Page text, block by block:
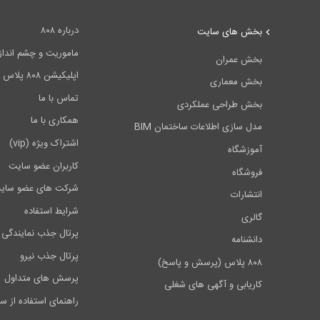
درباره ۸۰۸
ماموریت و چشم انداز
اپلیکیشن ۸۰۸ پلاس
تماس با ما
همکاری با ما
اشتراک ویژه (vip)
کاربران عضو سایت
شرکت های عضو
شرایط استفاده
پرتال جذب
پرتال جذب نیرو
پرسش های متداول
راهنمای استفاده از
بخش های سایت
بخش عمران
بخش معماری
بخش طراحی عملکردی
مدل سازی اطلاعات ساختمان BIM
آموزشگاه
فروشگاه
انتشارات
گالری
دانشنامه
۸۰۸ پلاس (پرسش و پاسخ)
کاریابی و آگهی های شغلی